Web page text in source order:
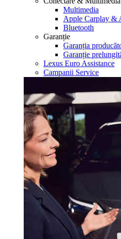
Multimedia
Apple Carplay &
Bluetooth
Garanție
Garanția
Garanție
Lexus Euro Assistance
Campanii Service